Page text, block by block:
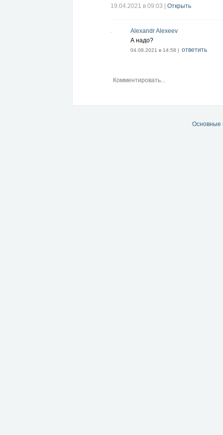
19.04.2021 в 09:03
Открыть
Alexandr Alexeev
А надо?
04.08.2021 в 14:58 | ответить
Основные